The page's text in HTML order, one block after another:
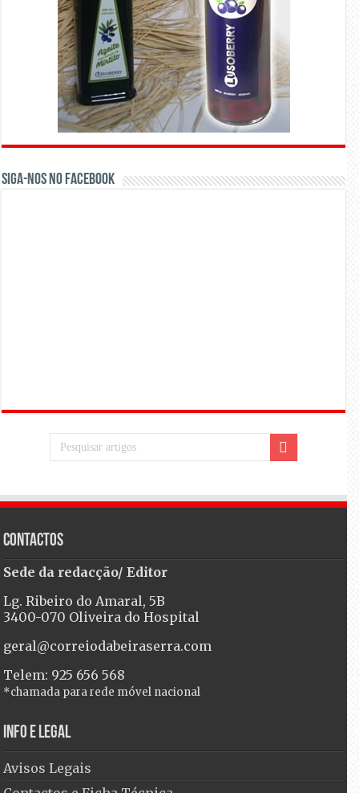
Siga-nos no Facebook
Contactos
Sede da redacção/ Editor
Lg. Ribeiro do Amaral, 5B
3400-070 Oliveira do Hospital
geral@correiodabeiraserra.com
Telem: 925 656 568
*chamada para rede móvel nacional
Info e Legal
Avisos Legais